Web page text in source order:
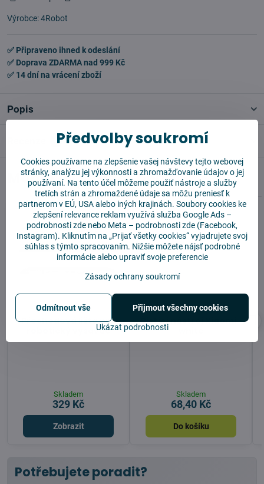
Výrobce:4Robot
✅ Připraveno ihned k odeslání
✅ Doprava ZDARMA nad 999 Kč
✅ 14 dní na vrácení zboží
Popis
Mohlo by se vám hodit
Přechodová lišta pro
robotický vysavač
Skladem
329 Kč
Zobrazit
Čistící nástroj Xiaomi -
Skladem
68,40 Kč
Do košíku
Potřebujete poradit?
Předvolby soukromí
Cookies používame na zlepšenie vašej návštevy tejto webovej
stránky, analýzu jej výkonnosti a zhromažďovanie údajov o jej
používaní. Na tento účel môžeme použiť nástroje a služby
tretích strán a zhromaždené údaje sa môžu preniesť k
partnerom v EÚ, USA alebo iných krajinách. Soubory cookies ke
zlepšení relevance reklam využívá služba Google Ads –
podrobnosti zde nebo Meta – podrobnosti zde (Facebook,
Instagram). Kliknutím na „Prijať všetky cookies“ vyjadrujete svoj
súhlas s týmto spracovaním. Nižšie môžete nájsť podrobné
informácie alebo upraviť svoje preferencie
Zásady ochrany soukromí
Ukázat podrobnosti
Přijmout všechny cookies
Odmítnout vše